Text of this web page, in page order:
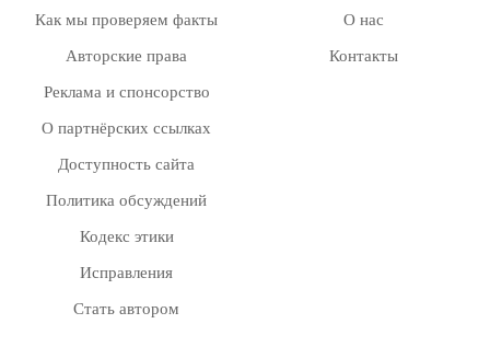
Как мы проверяем факты
Авторские права
Реклама и спонсорство
О партнёрских ссылках
Доступность сайта
Политика обсуждений
Кодекс этики
Исправления
Стать автором
О нас
Контакты